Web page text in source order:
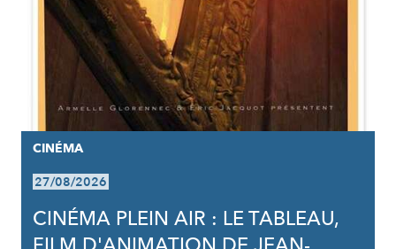
CINÉMA
27/08/2026
CINÉMA PLEIN AIR : LE TABLEAU,